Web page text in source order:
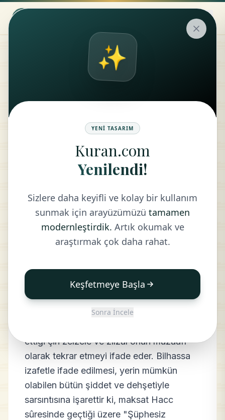
LISTEYE DÖN
ZİLZAL
Yerin o zilzali, zelzelesi. Yerin, hareketi-i
arz (yer hareketi) dediğimiz zangır zangır
ettiği çin zelzele ve zilzal onun muzaafı
olarak tekrar etmeyi ifade eder. Bilhassa
izafetle ifade edilmesi, yerin mümkün
olabilen bütün şiddet ve dehşetiyle
sarsıntısına işarettir ki, maksat Hacc
sûresinde geçtiği üzere "Şüphesiz
✨
YENI TASARIM
Kuran.com
Yenilendi!
Sizlere daha keyifli ve kolay bir kullanım
sunmak için arayüzümüzü tamamen
modernleştirdik. Artık okumak ve
araştırmak çok daha rahat.
Keşfetmeye Başla
Sonra İncele